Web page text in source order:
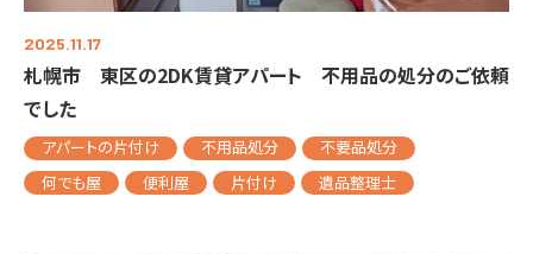
2025.11.17
札幌市 東区の2DK賃貸アパート 不用品の処分のご依頼
でした
アパートの片付け 不用品処分
不要品処分
何でも屋
便利屋 片付け 遺品整理士